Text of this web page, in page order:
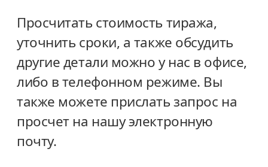
Просчитать стоимость тиража,
уточнить сроки, а также обсудить
другие детали можно у нас в офисе,
либо в телефонном режиме. Вы
также можете прислать запрос на
просчет на нашу электронную
почту.